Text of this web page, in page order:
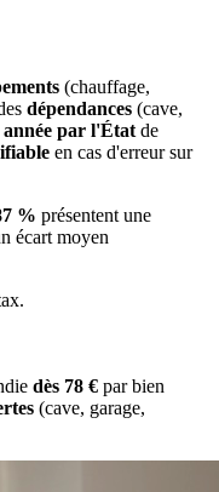
(chauffage,
dépendances (cave,
année par l'État de
en cas d'erreur sur
% présentent une
écart moyen
dès 78 € par bien
(cave, garage,